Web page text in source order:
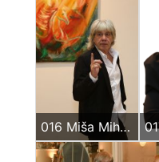
016 Miša Mihajlo Kravcev